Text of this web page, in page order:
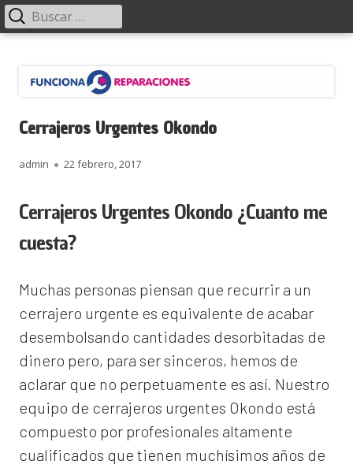
contenido
Menú
principal Buscar:
Cerrajeros Urgentes Okondo
Autor
admin
Publicado
22 febrero, 2017
Cerrajeros Urgentes Okondo ¿Cuanto me
cuesta?
Muchas personas piensan que recurrir a un
cerrajero urgente es equivalente de acabar
desembolsando cantidades desorbitadas de
dinero pero, para ser sinceros, hemos de
aclarar que no perpetuamente es así. Nuestro
equipo de cerrajeros urgentes Okondo está
compuesto por profesionales altamente
cualificados que tienen muchísimos años de